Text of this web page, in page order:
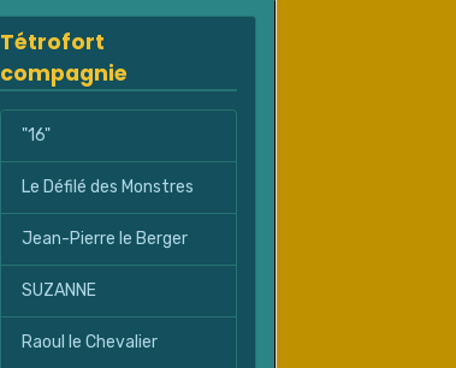
Tétrofort
compagnie
"16"
Le Défilé des Monstres
Jean-Pierre le Berger
SUZANNE
Raoul le Chevalier